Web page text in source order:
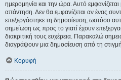
ημερομηνία και την ώρα. Αυτό εμφανίζεται
απάντηση. Δεν θα εμφανίζεται αν ένας
επεξεργάστηκε τη δημοσίευση, ωστόσο
σημείωση ως προς το γιατί έχουν
διακριτική τους ευχέρεια. Παρακαλώ
διαγράψουν μια δημοσίευση από τη
Κορυφή